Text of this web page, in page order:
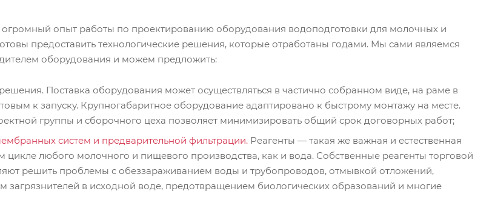
опыт работы по проектированию оборудования водоподготовки для молочных и
предоставить технологические решения, которые отработаны годами. Мы сами являемся
оборудования и можем предложить:
Поставка оборудования может осуществляться в частично собранном виде, на раме в
к запуску. Крупногабаритное оборудование адаптировано к быстрому монтажу на месте.
группы и сборочного цеха позволяет минимизировать общий срок договорных работ;
систем и предварительной фильтрации. Реагенты — такая же важная и естественная
цикле любого молочного и пищевого производства, как и вода. Собственные реагенты торговой
решить проблемы с обеззараживанием воды и трубопроводов, отмывкой отложений,
загрязнителей в исходной воде, предотвращением биологических образований и многие